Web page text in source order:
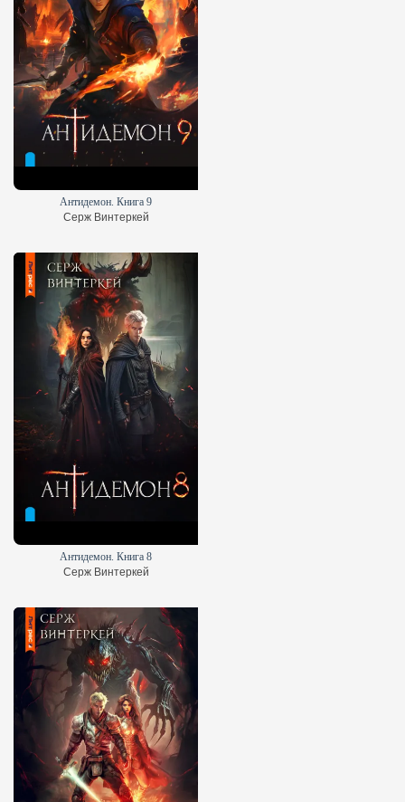
Антидемон. Книга 9
Серж Винтеркей
Антидемон. Книга 8
Серж Винтеркей